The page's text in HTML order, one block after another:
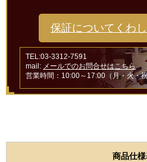
保証についてくわ
TEL:03-3312-7591
mail: メールでのお問合せはこちら
営業時間：10:00～17:00（月・火・
商品仕